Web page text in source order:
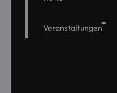
Veranstaltungen